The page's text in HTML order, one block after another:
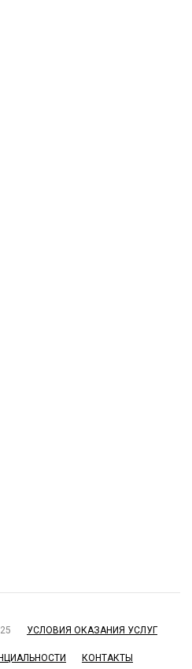
УСЛОВИЯ ОКАЗАНИЯ УСЛУГ
КОНТАКТЫ